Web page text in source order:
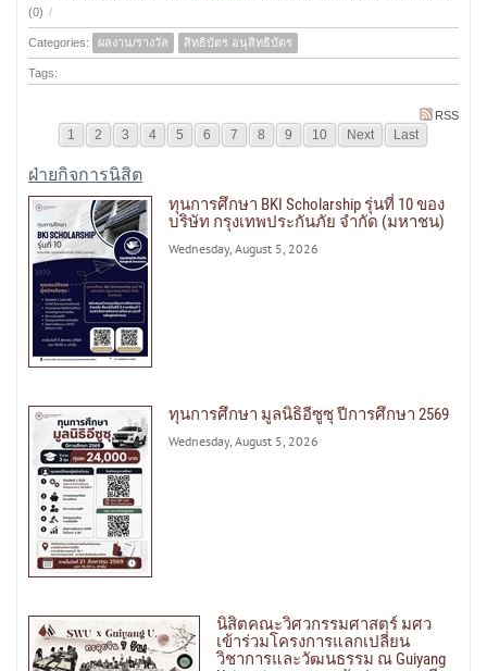
(0) /
Categories: ผลงาน/รางวัล สิทธิบัตร อนุสิทธิบัตร
Tags:
RSS
1 2 3 4 5 6 7 8 9 10 Next Last
ฝ่ายกิจการนิสิต
ทุนการศึกษา BKI Scholarship รุ่นที่ 10 ของ
บริษัท กรุงเทพประกันภัย จำกัด (มหาชน)
Wednesday, August 5, 2026
ทุนการศึกษา มูลนิธิอีซูซุ ปีการศึกษา 2569
Wednesday, August 5, 2026
นิสิตคณะวิศวกรรมศาสตร์ มศว
เข้าร่วมโครงการแลกเปลี่ยน
วิชาการและวัฒนธรรม ณ Guiyang